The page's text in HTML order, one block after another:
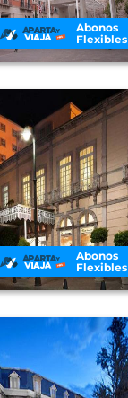
Abonos
Flexibles
Abonos
Flexibles